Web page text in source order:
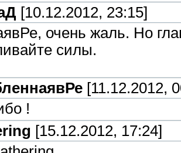
[10.12.2012, 23:15]
очень жаль. Но
силы.
[11.12.2012,
!
[15.12.2012, 17:24]